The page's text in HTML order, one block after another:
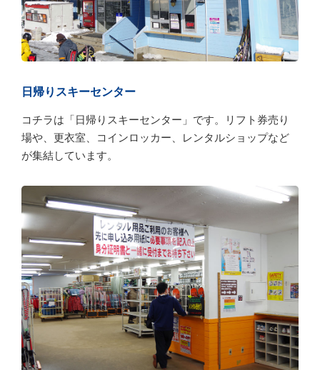
日帰りスキーセンター
コチラは「日帰りスキーセンター」です。リフト券売り
場や、更衣室、コインロッカー、レンタルショップなど
が集結しています。